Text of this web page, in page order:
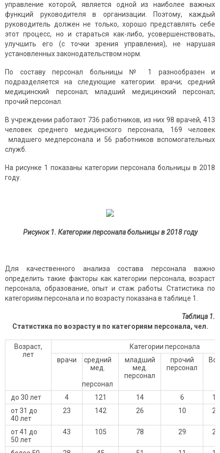
управление которой, является одной из наиболее важных
функций руководителя в организации. Поэтому, каждый
руководитель должен не только, хорошо представлять себе
этот процесс, но и стараться как-либо, усовершенствовать,
улучшить его (с точки зрения управления), не нарушая
установленных законодательством норм.
По составу персонал больницы № 1 разнообразен и
подразделяется на следующие категории: врачи; средний
медицинский персонал; младший медицинский персонал;
прочий персонал.
В учреждении работают 736 работников, из них 98 врачей, 413
человек среднего медицинского персонала, 169 человек
младшего медперсонала и 56 работников вспомогательных
служб.
На рисунке 1 показаны категории персонала больницы в 2018
году.
Рисунок 1. Категории персонала больницы в 2018 году
Для качественного анализа состава персонала важно
определить такие факторы как категории персонала, возраст
персонала, образование, опыт и стаж работы. Статистика по
категориям персонала и по возрасту показана в таблице 1.
Таблица 1.
Статистика по возрасту и по категориям персонала, чел.
Возраст,
лет
Категории персонала
врачи
средний
мед.
персонал
младший
мед.
персонал
прочий
персонал
до 30 лет 4 121 14 6
от 31 до
40 лет
23 142 26 10
от 41 до
50 лет
43 105 78 29